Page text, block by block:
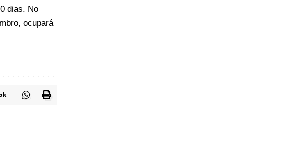
dias. No
ocupará